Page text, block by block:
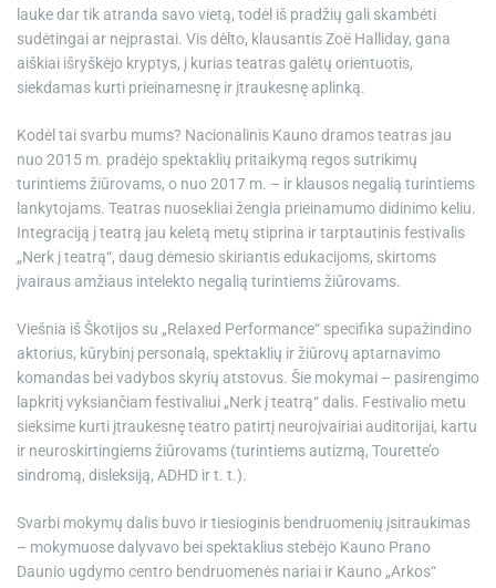
lauke dar tik atranda savo vietą, todėl iš pradžių gali skambėti
sudėtingai ar neįprastai. Vis dėlto, klausantis Zoë Halliday, gana
aiškiai išryškėjo kryptys, į kurias teatras galėtų orientuotis,
siekdamas kurti prieinamesnę ir įtraukesnę aplinką.
Kodėl tai svarbu mums? Nacionalinis Kauno dramos teatras jau
nuo 2015 m. pradėjo spektaklių pritaikymą regos sutrikimų
turintiems žiūrovams, o nuo 2017 m. – ir klausos negalią turintiems
lankytojams. Teatras nuosekliai žengia prieinamumo didinimo keliu.
Integraciją į teatrą jau keletą metų stiprina ir tarptautinis festivalis
„Nerk į teatrą“, daug dėmesio skiriantis edukacijoms, skirtoms
įvairaus amžiaus intelekto negalią turintiems žiūrovams.
Viešnia iš Škotijos su „Relaxed Performance“ specifika supažindino
aktorius, kūrybinį personalą, spektaklių ir žiūrovų aptarnavimo
komandas bei vadybos skyrių atstovus. Šie mokymai – pasirengimo
lapkritį vyksiančiam festivaliui „Nerk į teatrą“ dalis. Festivalio metu
sieksime kurti įtraukesnę teatro patirtį neuroįvairiai auditorijai, kartu
ir neuroskirtingiems žiūrovams (turintiems autizmą, Tourette’o
sindromą, disleksiją, ADHD ir t. t.).
Svarbi mokymų dalis buvo ir tiesioginis bendruomenių įsitraukimas
– mokymuose dalyvavo bei spektaklius stebėjo Kauno Prano
Daunio ugdymo centro bendruomenės nariai ir Kauno „Arkos“